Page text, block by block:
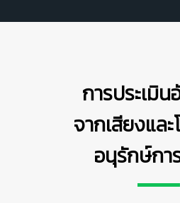
การประเมิ
จากเสียงแล
อนุรักษ์กา